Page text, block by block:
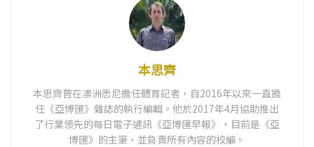
本思齊
本思齊曾在澳洲悉尼擔任體育記者，自2016年以來一直擔
任《亞博匯》雜誌的執行編輯。他於2017年4月協助推出
了行業領先的每日電子通訊《亞博匯早報》，目前是《亞
博匯》的主筆，並負責所有內容的校編。